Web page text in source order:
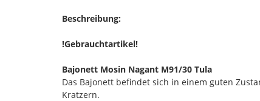
Beschreibung:
!Gebrauchtartikel!
Bajonett Mosin Nagant M91/30 Tula
Das Bajonett befindet sich in einem guten
Kratzern.